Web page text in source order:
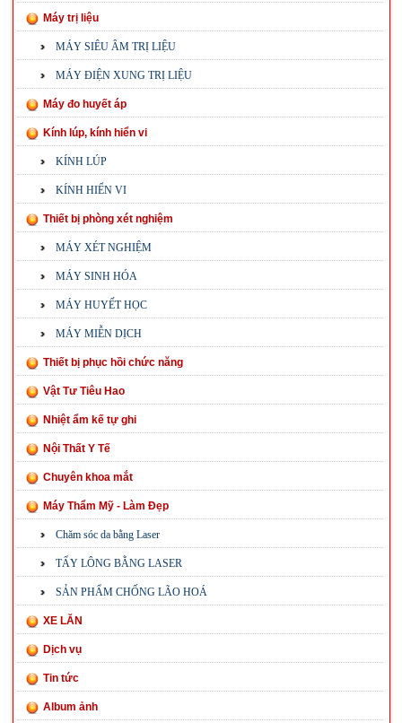
Máy trị liệu
MÁY SIÊU ÂM TRỊ LIỆU
MÁY ĐIỆN XUNG TRỊ LIỆU
Máy đo huyết áp
Kính lúp, kính hiển vi
KÍNH LÚP
KÍNH HIỂN VI
Thiết bị phòng xét nghiệm
MÁY XÉT NGHIỆM
MÁY SINH HÓA
MÁY HUYẾT HỌC
MÁY MIỄN DỊCH
Thiết bị phục hồi chức năng
Vật Tư Tiêu Hao
Nhiệt ẩm kế tự ghi
Nội Thất Y Tế
Chuyên khoa mắt
Máy Thẩm Mỹ - Làm Đẹp
Chăm sóc da bằng Laser
TẨY LÔNG BẰNG LASER
SẢN PHẨM CHỐNG LÃO HOÁ
XE LĂN
Dịch vụ
Tin tức
Album ảnh